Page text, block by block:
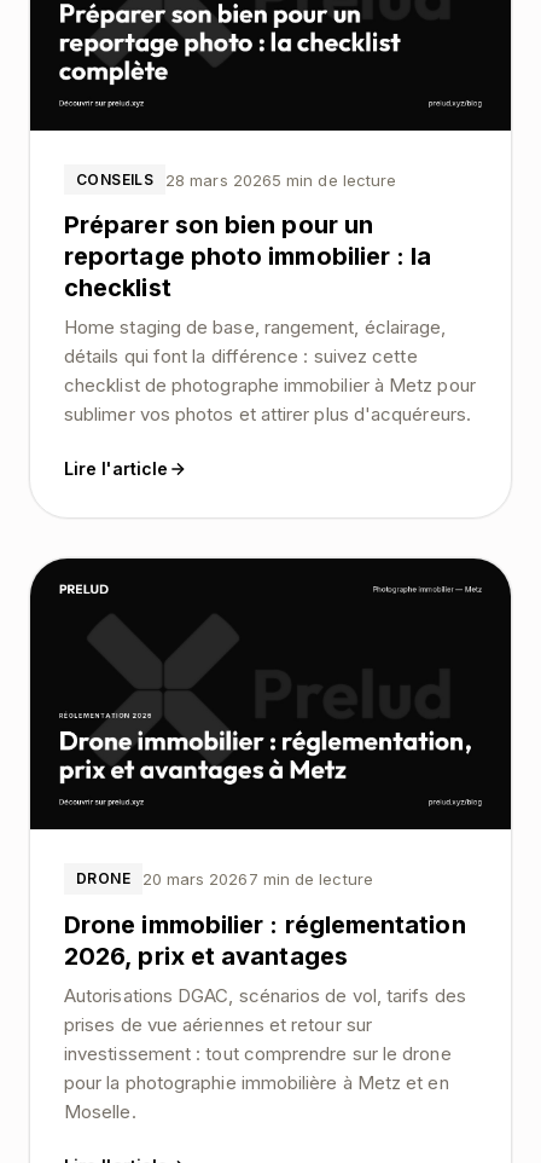
CONSEILS 28 mars 20265 min de lecture
Préparer son bien pour un
reportage photo immobilier : la
checklist
Home staging de base, rangement, éclairage,
détails qui font la différence : suivez cette
checklist de photographe immobilier à Metz pour
sublimer vos photos et attirer plus d'acquéreurs.
Lire l'article
DRONE 20 mars 20267 min de lecture
Drone immobilier : réglementation
2026, prix et avantages
Autorisations DGAC, scénarios de vol, tarifs des
prises de vue aériennes et retour sur
investissement : tout comprendre sur le drone
pour la photographie immobilière à Metz et en
Moselle.